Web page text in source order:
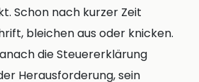
Schon nach kurzer Zeit
bleichen aus oder knicken.
die Steuererklärung
Herausforderung, sein